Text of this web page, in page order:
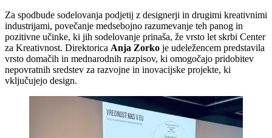
Za spodbude sodelovanja podjetij z designerji in drugimi kreativnimi
industrijami, povečanje medsebojno razumevanje teh panog in
pozitivne učinke, ki jih sodelovanje prinaša, že vrsto let skrbi Center
za Kreativnost. Direktorica Anja Zorko je udeležencem predstavila
vrsto domačih in mednarodnih razpisov, ki omogočajo pridobitev
nepovratnih sredstev za razvojne in inovacijske projekte, ki
vključujejo design.